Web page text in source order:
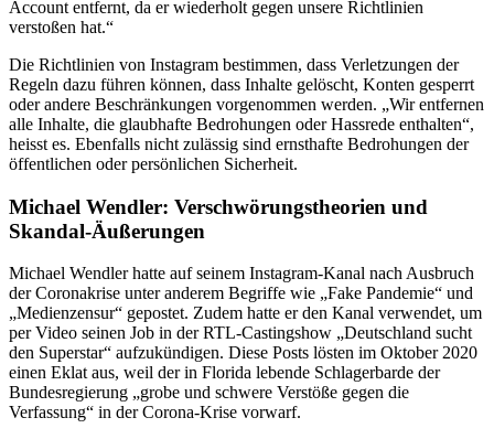
Account entfernt, da er wiederholt gegen unsere Richtlinien
verstoßen hat.“
Die Richtlinien von Instagram bestimmen, dass Verletzungen der
Regeln dazu führen können, dass Inhalte gelöscht, Konten gesperrt
oder andere Beschränkungen vorgenommen werden. „Wir entfernen
alle Inhalte, die glaubhafte Bedrohungen oder Hassrede enthalten“,
heisst es. Ebenfalls nicht zulässig sind ernsthafte Bedrohungen der
öffentlichen oder persönlichen Sicherheit.
Michael Wendler: Verschwörungstheorien und
Skandal-Äußerungen
Michael Wendler hatte auf seinem Instagram-Kanal nach Ausbruch
der Coronakrise unter anderem Begriffe wie „Fake Pandemie“ und
„Medienzensur“ gepostet. Zudem hatte er den Kanal verwendet, um
per Video seinen Job in der RTL-Castingshow „Deutschland sucht
den Superstar“ aufzukündigen. Diese Posts lösten im Oktober 2020
einen Eklat aus, weil der in Florida lebende Schlagerbarde der
Bundesregierung „grobe und schwere Verstöße gegen die
Verfassung“ in der Corona-Krise vorwarf.